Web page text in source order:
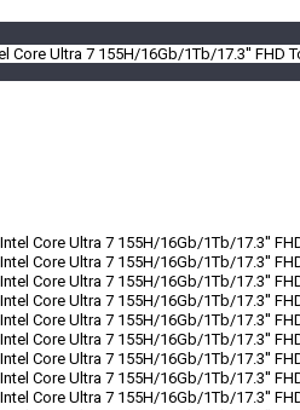
Core Ultra 7 155H/16Gb/1Tb/17.3'' FHD